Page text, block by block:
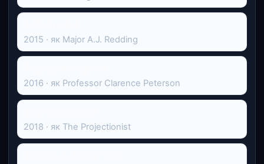
2015 · як Major A.J. Redding
2016 · як Professor Clarence Peterson
2018 · як The Projectionist